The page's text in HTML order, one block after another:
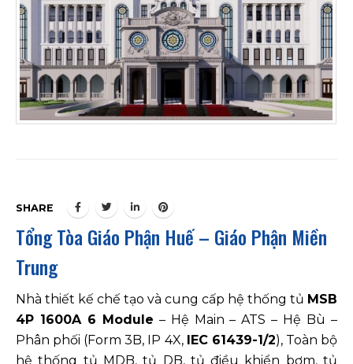
SHARE
Tổng Tòa Giáo Phận Huế – Giáo Phận Miền
Trung
Nhà thiết kế chế tạo và cung cấp hệ thống tủ MSB
4P 1600A 6 Module – Hệ Main – ATS – Hệ Bù –
Phân phối (Form 3B, IP 4X,
IEC 61439-1/2), Toàn bộ
hệ thống tủ MDB, tủ DB, tủ điều khiển bơm, tủ